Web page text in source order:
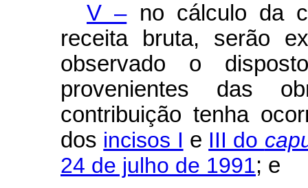
V –no cálculo da
receita bruta, serão
observado o
provenientes das
contribuição tenha
dos incisos I e III do
24 de julho de 1991; e